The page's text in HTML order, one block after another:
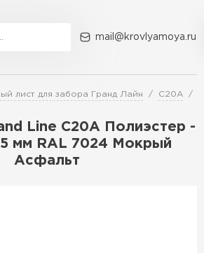
mail@krovlyamoya.ru
лист для забора Гранд Лайн C20A
Line C20A Полиэстер -
мм RAL 7024 Мокрый
Асфальт
для забора
кровли
Доставка Контакты